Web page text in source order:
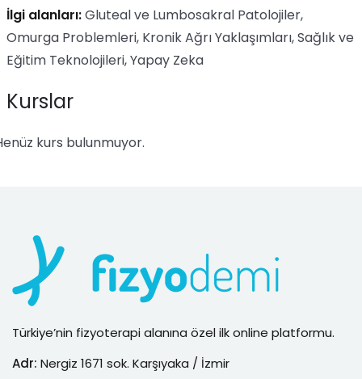
İlgi alanları:Gluteal ve Lumbosakral Patolojiler,
Omurga Problemleri, Kronik Ağrı Yaklaşımları, Sağlık ve
Eğitim Teknolojileri, Yapay Zeka
Kurslar
kurs bulunmuyor.
Türkiye’nin fizyoterapi alanına özel ilk online platformu.
Adr: Nergiz 1671 sok. Karşıyaka / İzmir